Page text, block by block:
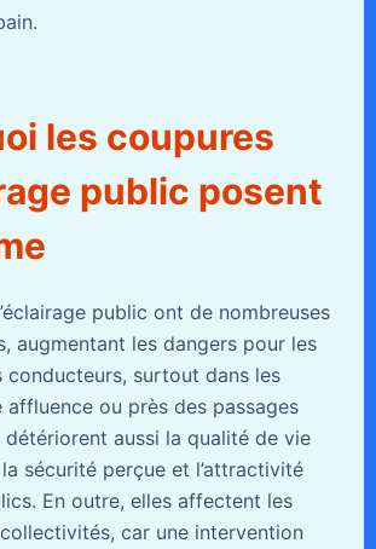
les coupures
public posent
public ont de nombreuses
augmentant les dangers pour les
conducteurs, surtout dans les
ou près des passages
détériorent aussi la qualité de vie
sécurité perçue et l’attractivité
En outre, elles affectent les
car une intervention